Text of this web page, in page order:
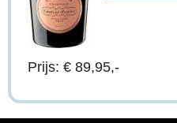
Prijs: € 89,95,-